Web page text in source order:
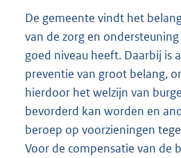
De gemeente vindt het
van de zorg en
goed niveau heeft. Daarbij is
preventie van groot belang,
hierdoor het welzijn van
bevorderd kan worden en
beroep op voorzieningen
Voor de compensatie van de